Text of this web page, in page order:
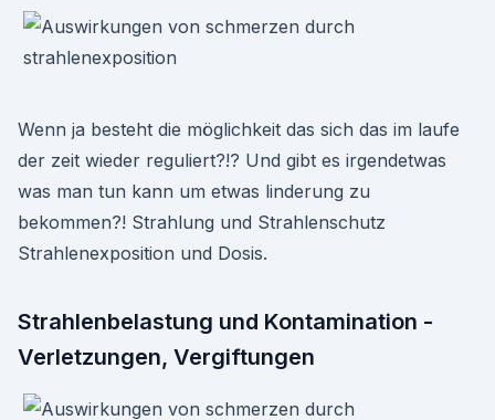
Wenn ja besteht die möglichkeit das sich das im laufe
der zeit wieder reguliert?!? Und gibt es irgendetwas
was man tun kann um etwas linderung zu
bekommen?! Strahlung und Strahlenschutz
Strahlenexposition und Dosis.
Strahlenbelastung und Kontamination -
Verletzungen, Vergiftungen